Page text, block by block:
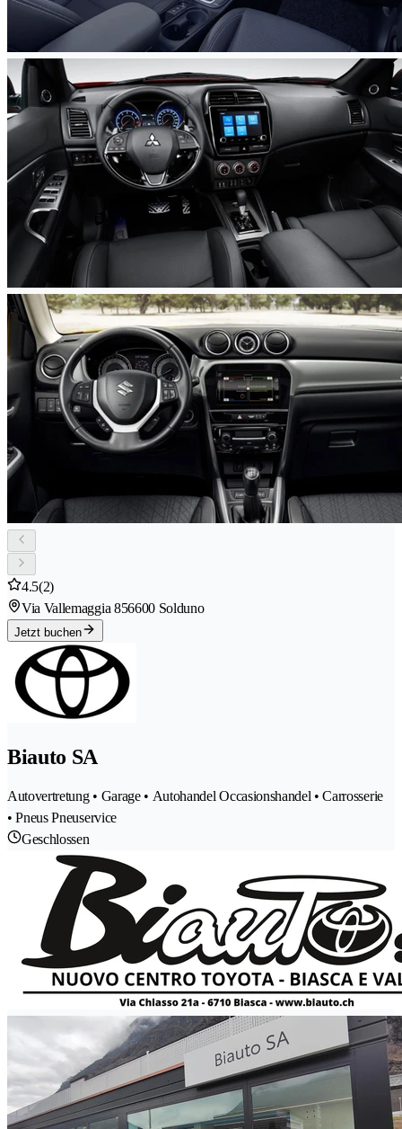
4.5(2)
Via Vallemaggia 856600 Solduno
Jetzt buchen
Biauto SA
Autovertretung • Garage • Autohandel Occasionshandel • Carrosserie
• Pneus Pneuservice
Geschlossen